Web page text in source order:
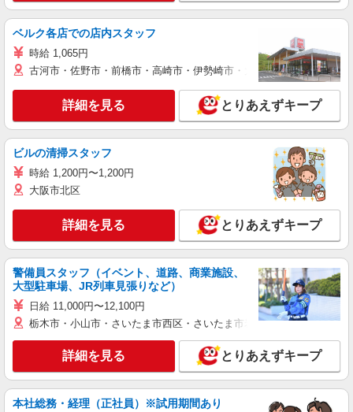
ベルク各店での店内スタッフ
時給 1,065円
古河市・佐野市・前橋市・高崎市・伊勢崎市・太田市・館林市・藤
詳細を見る とりあえずキープ
ビルの清掃スタッフ
時給 1,200円〜1,200円
大阪市北区
詳細を見る とりあえずキープ
警備員スタッフ（イベント、道路、商業施設、
大型駐車場、JR列車見張りなど）
日給 11,000円〜12,100円
栃木市・小山市・さいたま市西区・さいたま市岩槻区・久喜市・蓮田
詳細を見る とりあえずキープ
本社総務・経理（正社員）※試用期間あり